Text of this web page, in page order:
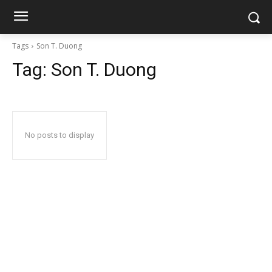
Tags Son T. Duong
Tag: Son T. Duong
No posts to display